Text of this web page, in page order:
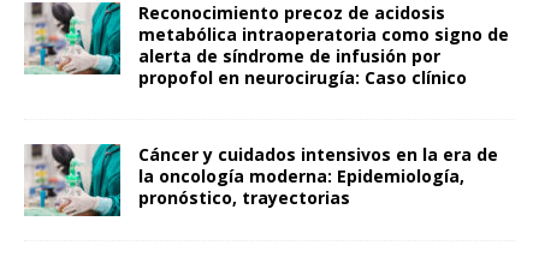
Reconocimiento precoz de acidosis
metabólica intraoperatoria como signo de
alerta de síndrome de infusión por
propofol en neurocirugía: Caso clínico
Cáncer y cuidados intensivos en la era de
la oncología moderna: Epidemiología,
pronóstico, trayectorias